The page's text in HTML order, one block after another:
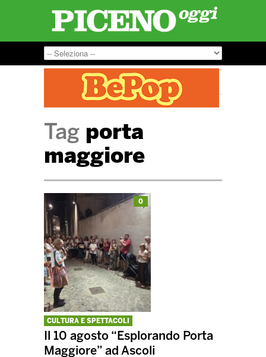
Tag porta
maggiore
0
CULTURA E SPETTACOLI
Il 10 agosto “Esplorando Porta
Maggiore” ad Ascoli